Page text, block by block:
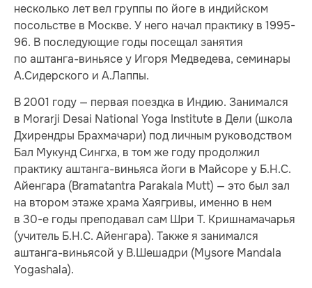
несколько лет вел группы по йоге в индийском
посольстве в Москве. У него начал практику в 1995-
96. В последующие годы посещал занятия
по аштанга-виньясе у Игоря Медведева, семинары
А.Сидерского и А.Лаппы.
В 2001 году — первая поездка в Индию. Занимался
в Morarji Desai National Yoga Institute в Дели (школа
Дхирендры Брахмачари) под личным руководством
Бал Мукунд Сингха, в том же году продолжил
практику аштанга-виньяса йоги в Майсоре у Б.Н.С.
Айенгара (Bramatantra Parakala Mutt) — это был зал
на втором этаже храма Хаягривы, именно в нем
в 30-е годы преподавал сам Шри Т. Кришнамачарья
(учитель Б.Н.С. Айенгара). Также я занимался
аштанга-виньясой у В.Шешадри (Mysore Mandala
Yogashala).